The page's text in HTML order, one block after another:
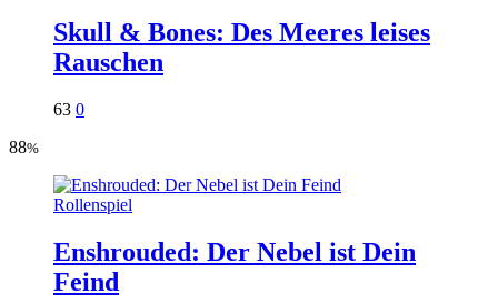
Skull & Bones: Des Meeres leises
Rauschen
63 0
88%
Rollenspiel
Enshrouded: Der Nebel ist Dein
Feind